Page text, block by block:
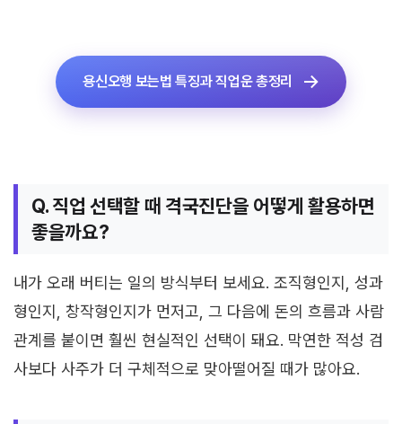
용신오행 보는법 특징과 직업운 총정리
Q. 직업 선택할 때 격국진단을 어떻게 활용하면
좋을까요?
내가 오래 버티는 일의 방식부터 보세요. 조직형인지, 성과
형인지, 창작형인지가 먼저고, 그 다음에 돈의 흐름과 사람
관계를 붙이면 훨씬 현실적인 선택이 돼요. 막연한 적성 검
사보다 사주가 더 구체적으로 맞아떨어질 때가 많아요.